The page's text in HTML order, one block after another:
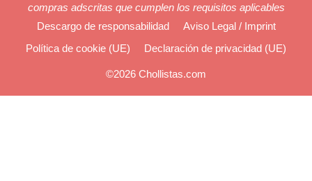
compras adscritas que cumplen los requisitos aplicables
Descargo de responsabilidad
Aviso Legal / Imprint
Política de cookie (UE)
Declaración de privacidad (UE)
©2026 Chollistas.com